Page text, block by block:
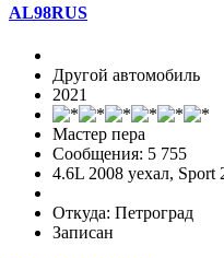
AL98RUS
Другой автомобиль
2021
Мастер пера
Сообщения: 5 755
4.6L 2008 уехал,
Откуда: Петроград
Записан